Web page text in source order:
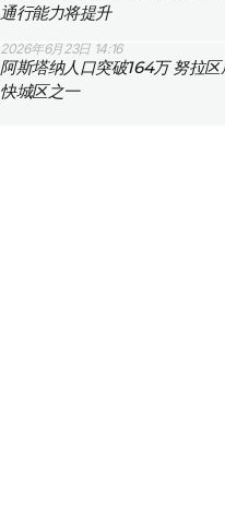
通行能力将提升
2026年6月23日 14:16
阿斯塔纳人口突破164万 努拉
快城区之一